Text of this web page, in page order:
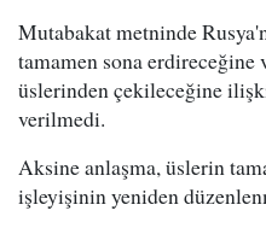
Mutabakat metninde
tamamen sona
üslerinden çekileceğine
verilmedi.
Aksine anlaşma, üslerin
işleyişinin yeniden